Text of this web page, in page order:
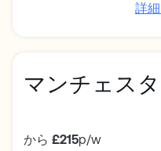
詳
マンチェス
から £215p/w